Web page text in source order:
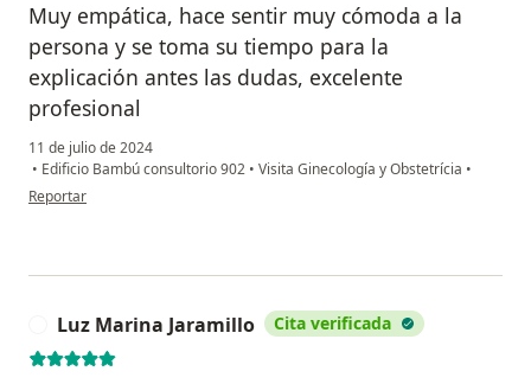
Muy empática, hace sentir muy cómoda a la
persona y se toma su tiempo para la
explicación antes las dudas, excelente
profesional
11 de julio de 2024
• Edificio Bambú consultorio 902 • Visita Ginecología y Obstetrícia •
en opinión del usuario Victoria
Reportar
Luz Marina Jaramillo Cita verificada